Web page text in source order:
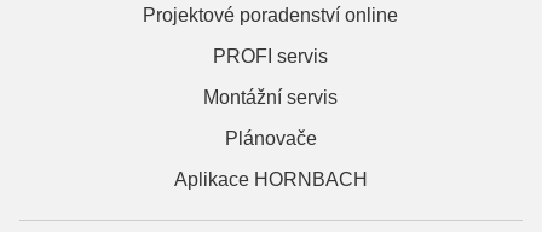
Projektové poradenství online
PROFI servis
Montážní servis
Plánovače
Aplikace HORNBACH